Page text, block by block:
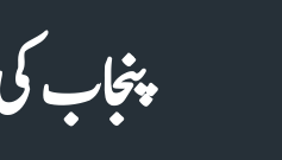
پنجاب